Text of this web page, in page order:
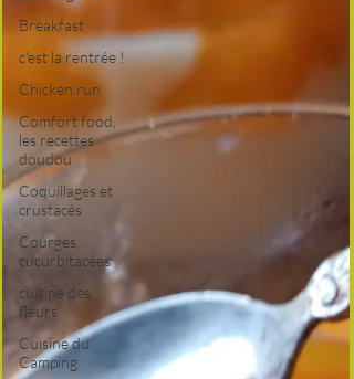
Breakfast
c'est la rentrée !
Chicken run
Comfort food,
les recettes
doudou
Coquillages et
crustacés
Courges,
cucurbitacées
cuisine des
fleurs
Cuisine du
Camping